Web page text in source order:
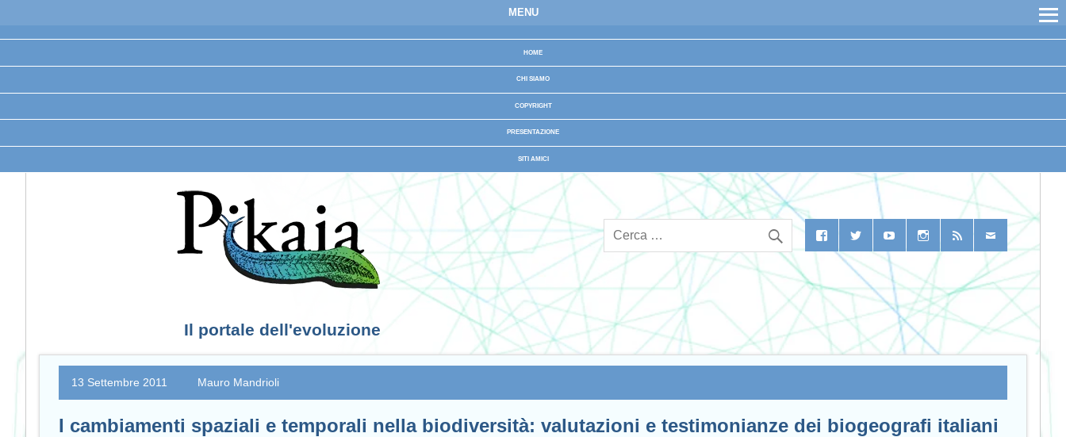
MENU
HOME
CHI SIAMO
COPYRIGHT
PRESENTAZIONE
SITI AMICI
Il portale dell'evoluzione
13 Settembre 2011 Mauro Mandrioli
I cambiamenti spaziali e temporali nella biodiversità: valutazioni e testimonianze dei biogeografi italiani